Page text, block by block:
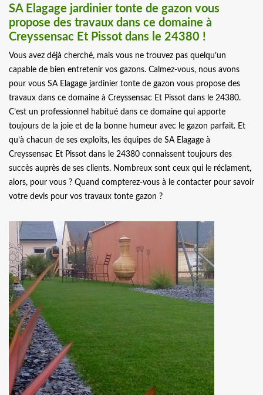
SA Elagage jardinier tonte de gazon vous
propose des travaux dans ce domaine à
Creyssensac Et Pissot dans le 24380 !
Vous avez déjà cherché, mais vous ne trouvez pas quelqu’un
capable de bien entretenir vos gazons. Calmez-vous, nous avons
pour vous SA Elagage jardinier tonte de gazon vous propose des
travaux dans ce domaine à Creyssensac Et Pissot dans le 24380.
C’est un professionnel habitué dans ce domaine qui apporte
toujours de la joie et de la bonne humeur avec le gazon parfait. Et
qu’à chacun de ses exploits, les équipes de SA Elagage à
Creyssensac Et Pissot dans le 24380 connaissent toujours des
succès auprès de ses clients. Nombreux sont ceux qui le réclament,
alors, pour vous ? Quand compterez-vous à le contacter pour savoir
votre devis pour vos travaux tonte gazon ?